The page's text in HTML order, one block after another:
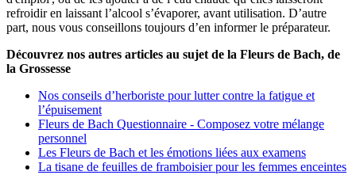
refroidir en laissant l’alcool s’évaporer, avant utilisation. D’autre
part, nous vous conseillons toujours d’en informer le préparateur.
Découvrez nos autres articles au sujet de la Fleurs de Bach, de
la Grossesse
Nos conseils d’herboriste pour lutter contre la fatigue et
l’épuisement
Fleurs de Bach Questionnaire - Composez votre mélange
personnel
Les Fleurs de Bach et les émotions liées aux examens
La tisane de feuilles de framboisier pour les femmes enceintes